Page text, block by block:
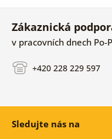
Zákaznická
v pracovních dnech Po-
+420 228 229 597
Sledujte nás na